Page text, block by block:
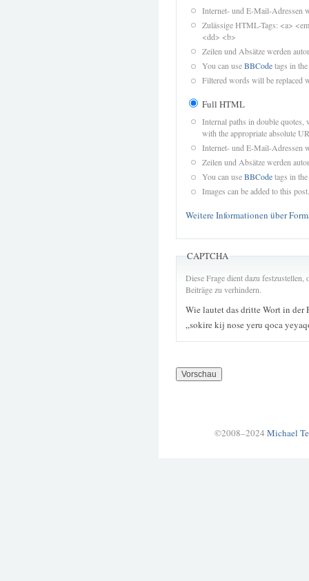
Internet- und E-Mail-Adressen
Zulässige HTML-Tags: <a>
<dd> <b>
Zeilen und Absätze werden
You can useBBCodetags in
Filtered words will be replaced
Full HTML
Internal paths in double quotes,
with the appropriate absolute
Internet- und E-Mail-Adressen
Zeilen und Absätze werden
You can useBBCodetags in
Images can be added to this post.
Weitere Informationen über
CAPTCHA
Diese Frage dient dazu
Beiträge zu verhindern.
Wie lautet das dritte Wort in der
„sokire kij nose yeru qoca
©2008–2024 Michael